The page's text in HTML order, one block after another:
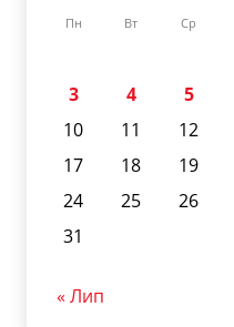
Пн Вт Ср
3
4 5
10
11 12
17
18 19
24
25 26
31
« Лип